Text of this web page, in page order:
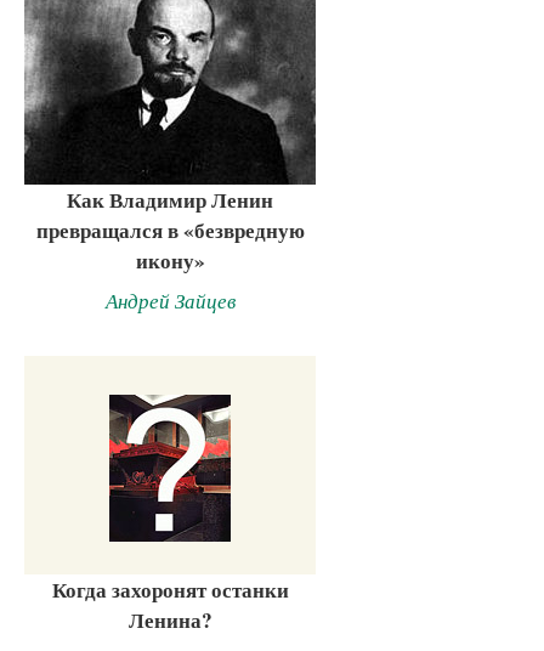
Как Владимир Ленин
превращался в «безвредную
икону»
Андрей Зайцев
Когда захоронят останки
Ленина?